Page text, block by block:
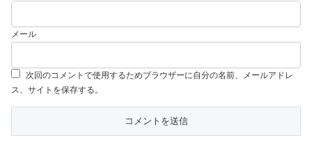
メール
次回のコメントで使用するためブラウザーに自分の名前、メールアドレ
ス、サイトを保存する。